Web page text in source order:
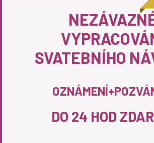
SVATEBNÍHO
DO 24 HOD